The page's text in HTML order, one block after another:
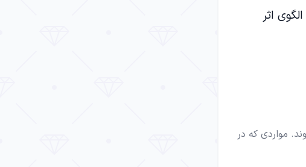
اثر
مواردی که در